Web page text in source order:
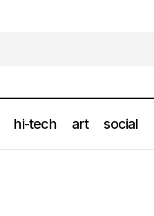
hi-tech art social